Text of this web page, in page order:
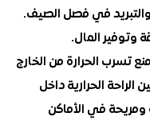
في فصل الصيف.
المال.
من الخارج
داخل
في الأماكن